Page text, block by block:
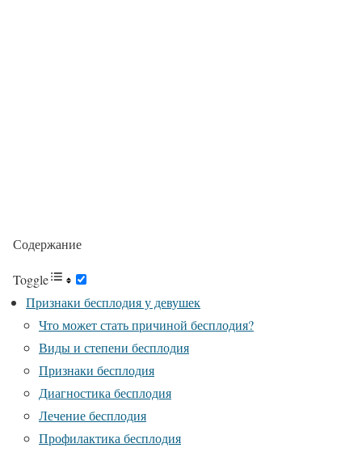
Содержание
Toggle
Признаки бесплодия у девушек
Что может стать причиной бесплодия?
Виды и степени бесплодия
Признаки бесплодия
Диагностика бесплодия
Лечение бесплодия
Профилактика бесплодия